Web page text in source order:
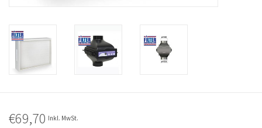
€69,70 Inkl. MwSt.